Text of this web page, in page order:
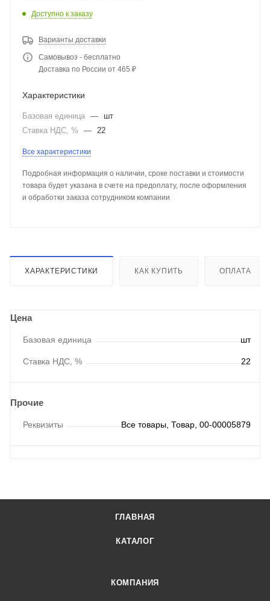
Доступно к заказу
Варианты доставки
Самовывоз - бесплатно
Доставка по России от 465 ₽
Характеристики
Базовая единица —
шт
Ставка НДС, %
— 22
Все характеристики
Подробная информация о наличии, сроке поставки и стоимости
товара будет указана в счете на предоплату, после оформления
и обработки заказа сотрудником компании
ХАРАКТЕРИСТИКИ КАК КУПИТЬ ОПЛАТА
Цена
Базовая единица шт
Ставка НДС, % 22
Прочие
Реквизиты Все товары, Товар, 00-00005879
ГЛАВНАЯ
КАТАЛОГ
КОМПАНИЯ